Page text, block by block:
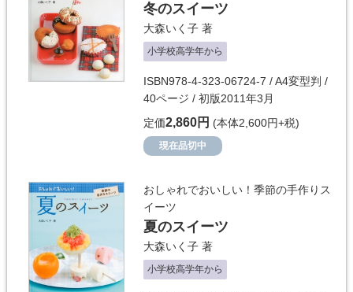
冬のスイーツ
大森いく子 著
小学校高学年から
ISBN978-4-323-06724-7 / A4変型判 /
40ページ / 初版2011年3月
定価2,860円 (本体2,600円+税)
現在品切中
おしゃれでおいしい！季節の手作りス
イーツ
夏のスイーツ
大森いく子 著
小学校高学年から